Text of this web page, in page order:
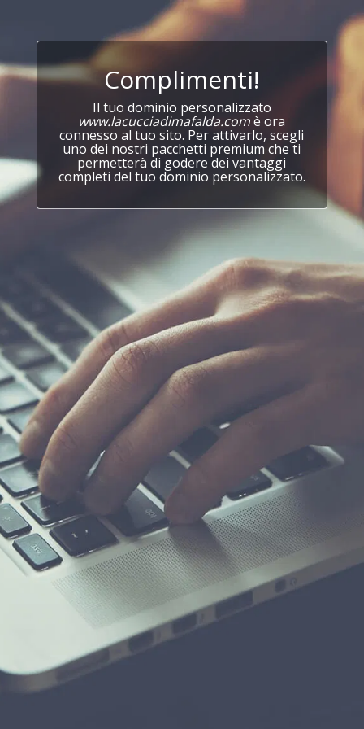
Complimenti!
Il tuo dominio personalizzato
www.lacucciadimafalda.comè ora
connesso al tuo sito. Per attivarlo, scegli
uno dei nostri pacchetti premium che ti
permetterà di godere dei vantaggi
completi del tuo dominio personalizzato.